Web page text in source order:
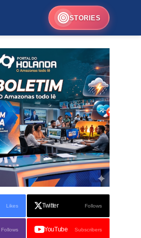
STORIES
Likes Twitter Follows
Follows YouTube Subscribers